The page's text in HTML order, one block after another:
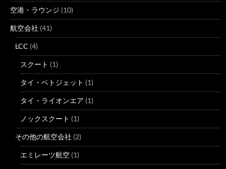
空港・ラウンジ (10)
航空会社 (41)
LCC (4)
スクート (1)
タイ・ベトジェット (1)
タイ・ライオンエア (1)
ノックスクート (1)
その他の航空会社 (2)
エミレーツ航空 (1)